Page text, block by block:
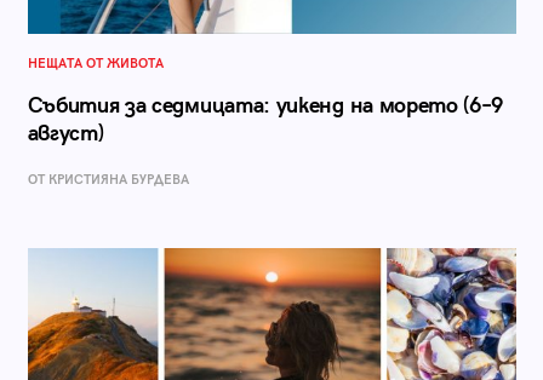
НЕЩАТА ОТ ЖИВОТА
Събития за седмицата: уикенд на морето (6–9
август)
ОТ КРИСТИЯНА БУРДЕВА